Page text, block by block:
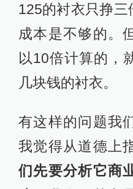
125的衬衣只挣三
成本是不够的。
以10倍计算的，
几块钱的衬衣。
有这样的问题我
我觉得从道德上
们先要分析它商